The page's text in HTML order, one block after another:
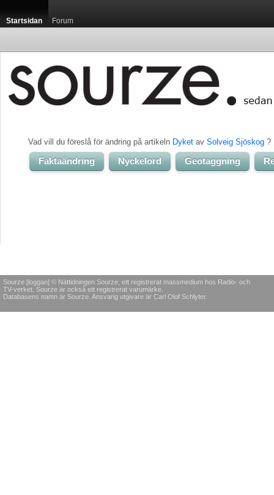
Startsidan Forum
Vad vill du föreslå för ändring på artikeln Dyket av Solveig Sjöskog ?
Faktaändring Nyckelord Geotaggning
Sourze [loggan] © Nättidningen Sourze, ett registrerat massmedium hos Radio- och
TV-verket. Sourze är också ett registrerat varumärke.
Databasens namn är Sourze. Ansvarig utgivare är Carl Olof Schlyter.